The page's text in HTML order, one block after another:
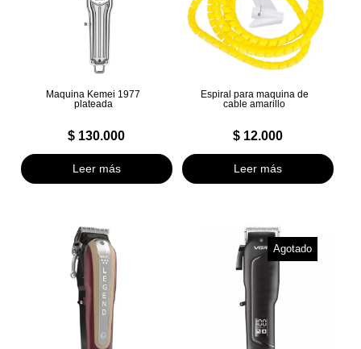
Maquina Kemei 1977
plateada
$ 130.000
Leer más
Espiral para maquina de
cable amarillo
$12.000
Leer más
Agotado